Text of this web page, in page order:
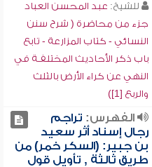
للشيخ: عبد المحسن العباد
جزء من محاضرة ( شرح سنن
النسائي - كتاب المزارعة - تابع
باب ذكر الأحاديث المختلفـة في
النهي عن كراء الأرض بالثلث
والربع [1])
الفهرس: تراجم
رجال إسناد أثر سعيد
بن جبير: (السكر خمر) من
طريق ثالثة , تأويل قول